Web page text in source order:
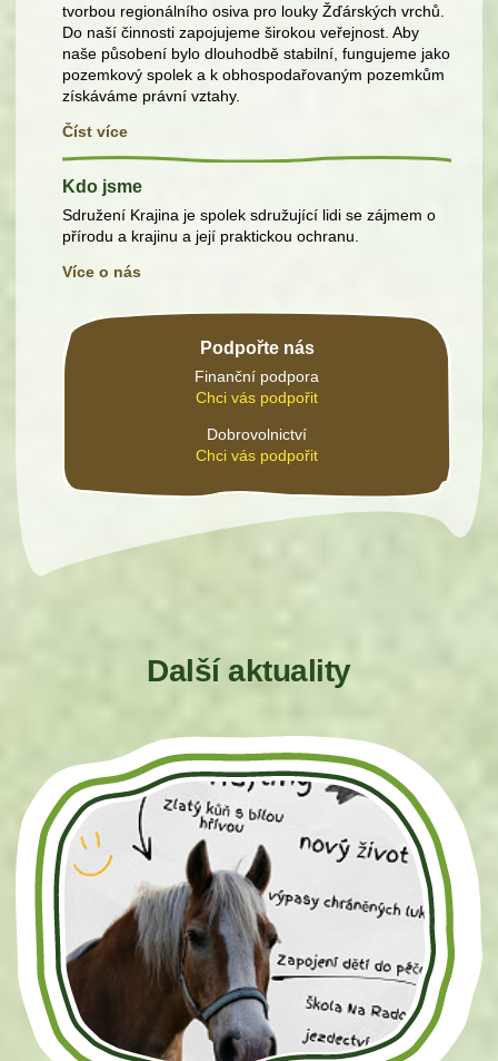
tvorbou regionálního osiva pro louky Žďárských vrchů.
Do naší činnosti zapojujeme širokou veřejnost. Aby
naše působení bylo dlouhodbě stabilní, fungujeme jako
pozemkový spolek a k obhospodařovaným pozemkům
získáváme právní vztahy.
Číst více
Kdo jsme
Sdružení Krajina je spolek sdružující lidi se zájmem o
přírodu a krajinu a její praktickou ochranu.
Více o nás
Podpořte nás
Finanční podpora
Chci vás podpořit
Dobrovolnictví
Chci vás podpořit
Další aktuality